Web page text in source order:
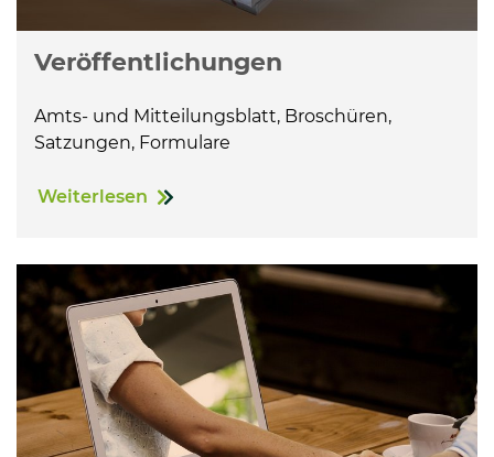
Veröffentlichungen
Amts- und Mitteilungsblatt, Broschüren,
Satzungen, Formulare
Weiterlesen